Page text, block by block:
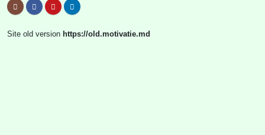
Site old version https://old.motivatie.md